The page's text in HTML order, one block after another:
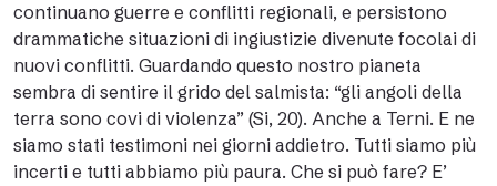
continuano guerre e conflitti regionali, e persistono
drammatiche situazioni di ingiustizie divenute focolai di
nuovi conflitti. Guardando questo nostro pianeta
sembra di sentire il grido del salmista: “gli angoli della
terra sono covi di violenza” (Si, 20). Anche a Terni. E ne
siamo stati testimoni nei giorni addietro. Tutti siamo più
incerti e tutti abbiamo più paura. Che si può fare? E’